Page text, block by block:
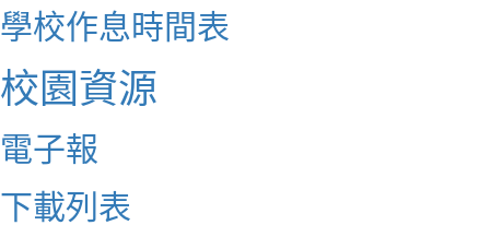
學校作息時間表
校園資源
電子報
下載列表